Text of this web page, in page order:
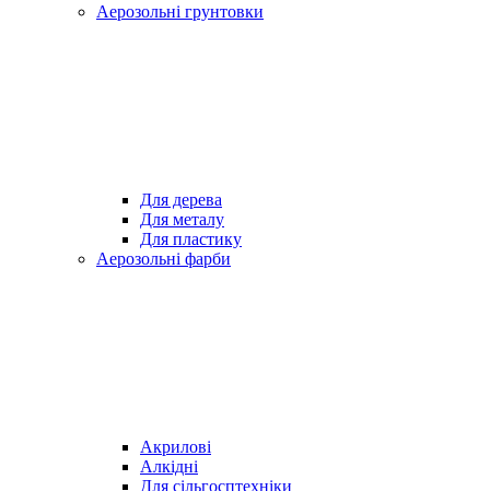
Аерозольні грунтовки
Для дерева
Для металу
Для пластику
Аерозольні фарби
Акрилові
Алкідні
Для cільгосптехніки